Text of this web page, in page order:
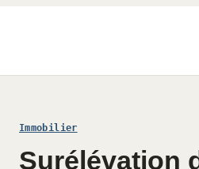
Immobilier
Surélévation